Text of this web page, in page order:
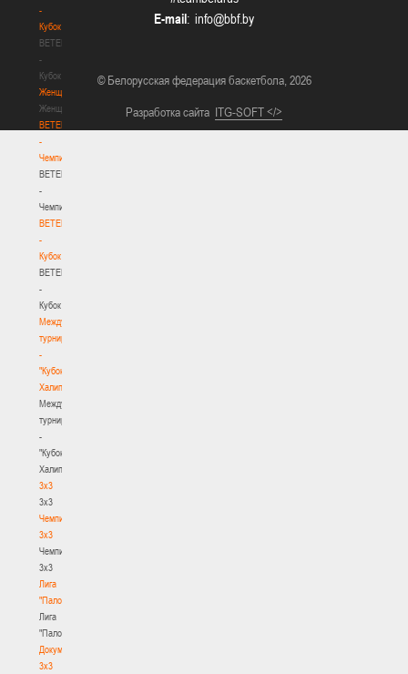
-
Кубок
BETERA
-
Кубок
Женщины
Женщины
BETERA
-
Чемпионат
BETERA
-
Чемпионат
BETERA
-
Кубок
BETERA
-
Кубок
Международный
турнир
-
"Кубок
Халипского"
Международный
турнир
-
"Кубок
Халипского"
3x3
3x3
Чемпионат
3х3
Чемпионат
3х3
Лига
"Палова"
Лига
"Палова"
Документы
3х3
E-mail:
© Белорусская федерация баскетбола, 2026
Разработка сайта ITG-SOFT </>